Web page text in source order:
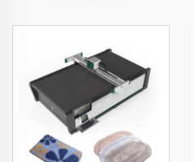
многослойная
машина для резки
ткани, оборудование
для раскроя одежды